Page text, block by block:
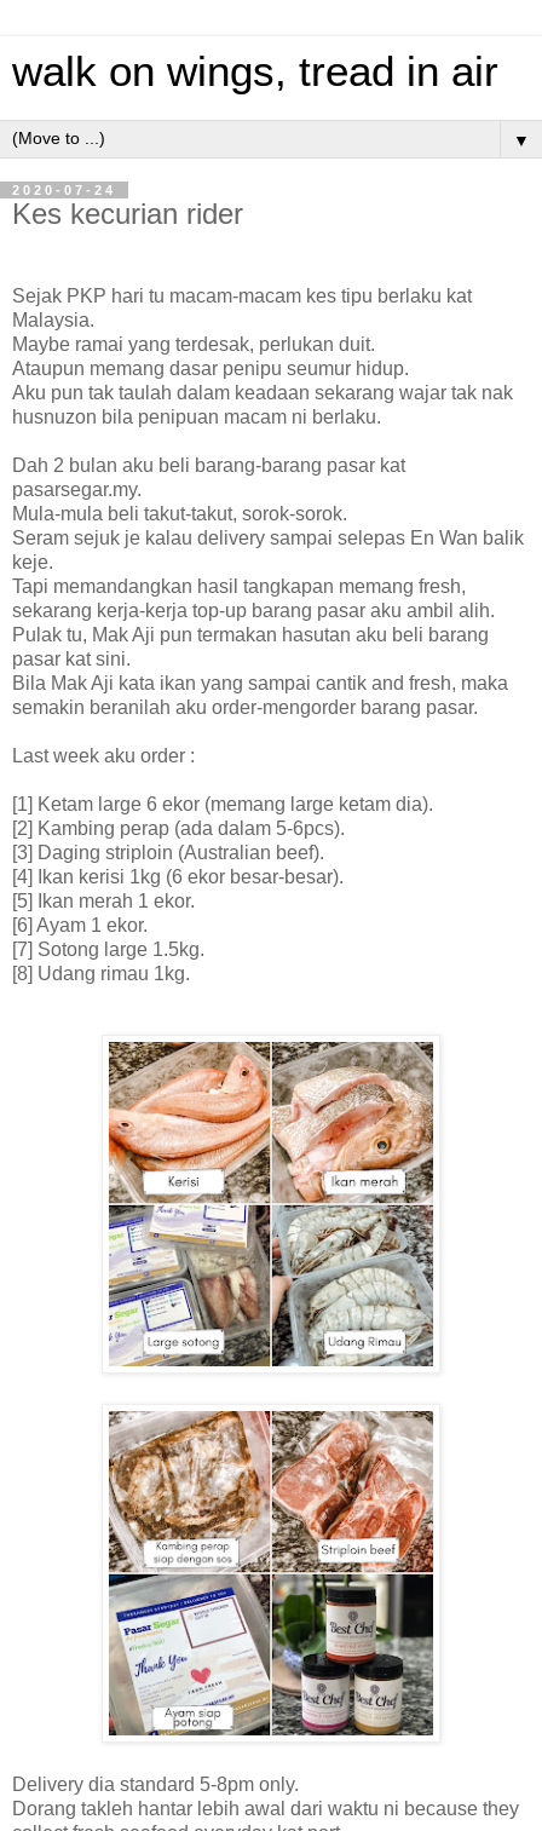
walk on wings, tread in air
▼
2020-07-24
Kes kecurian rider
Sejak PKP hari tu macam-macam kes tipu berlaku kat
Malaysia.
Maybe ramai yang terdesak, perlukan duit.
Ataupun memang dasar penipu seumur hidup.
Aku pun tak taulah dalam keadaan sekarang wajar tak nak
husnuzon bila penipuan macam ni berlaku.
Dah 2 bulan aku beli barang-barang pasar kat
pasarsegar.my.
Mula-mula beli takut-takut, sorok-sorok.
Seram sejuk je kalau delivery sampai selepas En Wan balik
keje.
Tapi memandangkan hasil tangkapan memang fresh,
sekarang kerja-kerja top-up barang pasar aku ambil alih.
Pulak tu, Mak Aji pun termakan hasutan aku beli barang
pasar kat sini.
Bila Mak Aji kata ikan yang sampai cantik and fresh, maka
semakin beranilah aku order-mengorder barang pasar.
Last week aku order :
[1] Ketam large 6 ekor (memang large ketam dia).
[2] Kambing perap (ada dalam 5-6pcs).
[3] Daging striploin (Australian beef).
[4] Ikan kerisi 1kg (6 ekor besar-besar).
[5] Ikan merah 1 ekor.
[6] Ayam 1 ekor.
[7] Sotong large 1.5kg.
[8] Udang rimau 1kg.
Delivery dia standard 5-8pm only.
Dorang takleh hantar lebih awal dari waktu ni because they